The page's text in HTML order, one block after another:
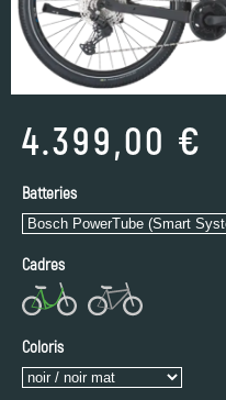
4.399,00 €
Batteries
Cadres
Coloris